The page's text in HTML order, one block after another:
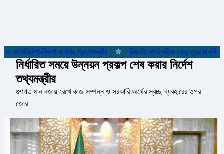
রিকশা উপহার প্রধানমন্ত্রীর ✮ রিজভী: রাজনৈতিক নেতৃত্বের
নির্ধারিত সময়ে উন্নয়ন প্রকল্প শেষ করার নির্দেশ
তথ্যমন্ত্রীর
গুণগত মান বজায় রেখে কাজ সম্পন্ন ও সরকারি অর্থের স্বচ্ছ ব্যবহারের ওপর
জোর